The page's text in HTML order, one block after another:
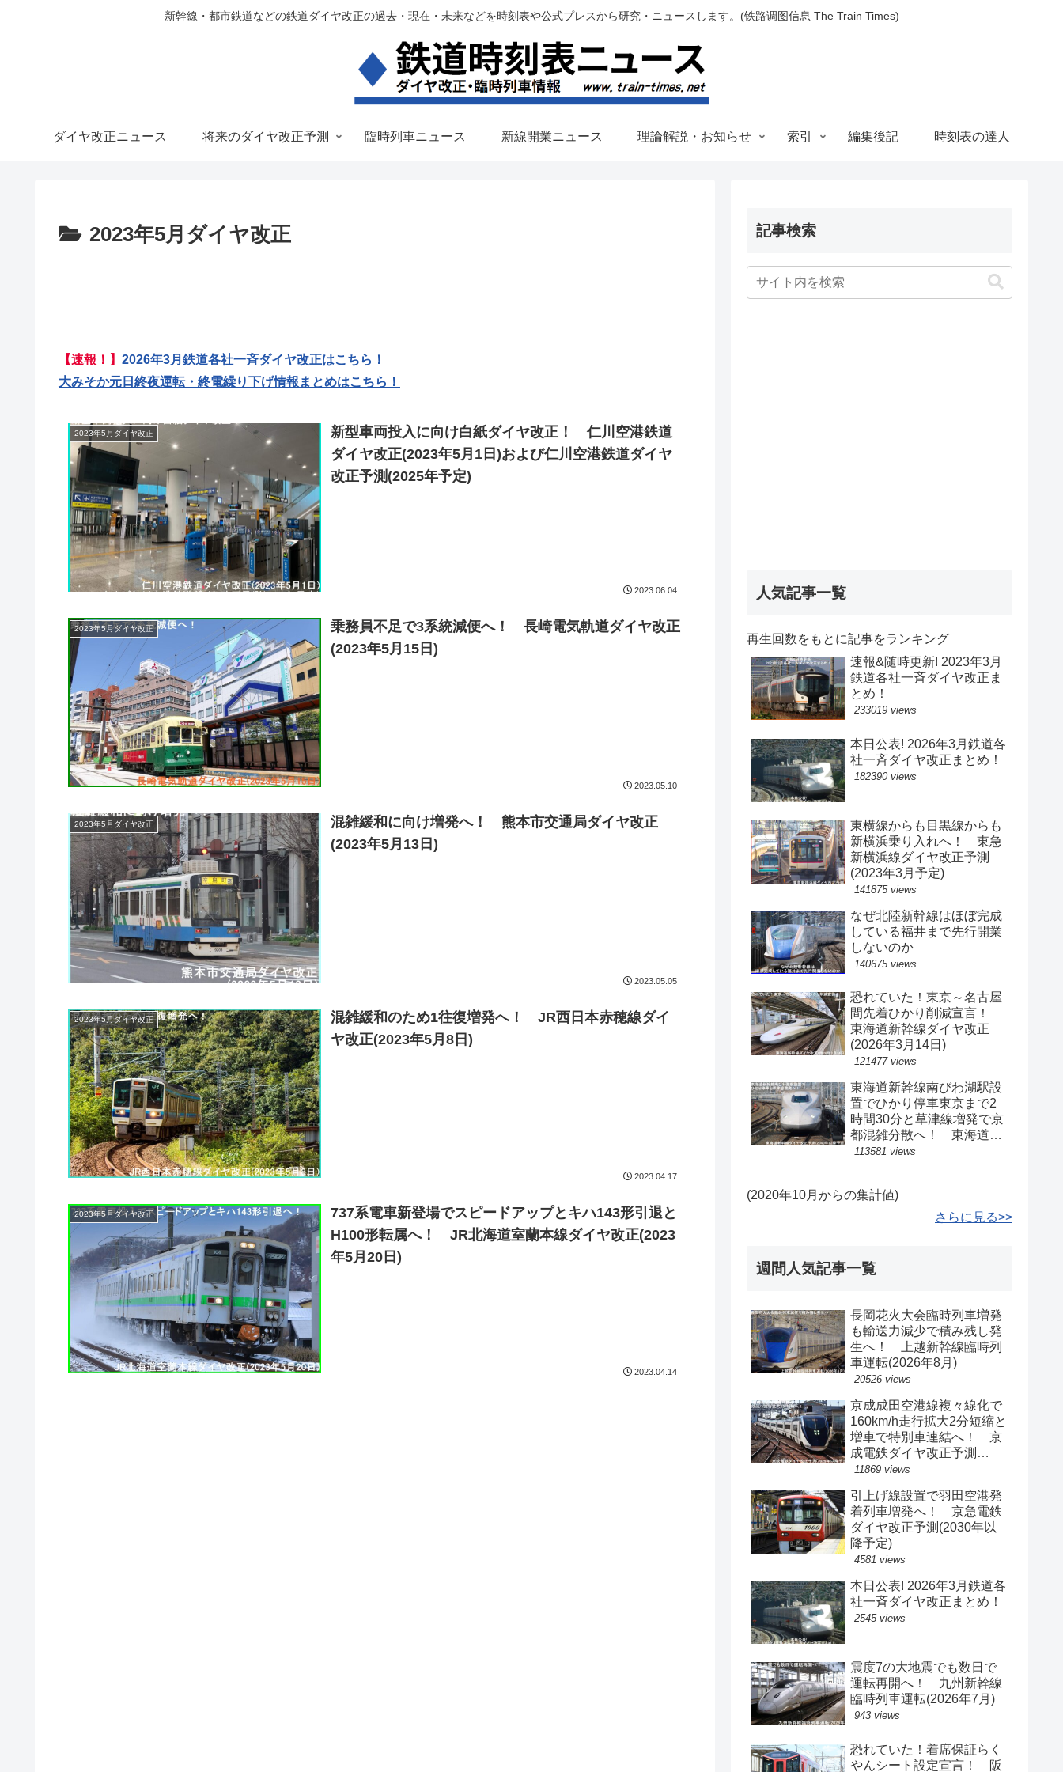
新幹線・都市鉄道などの鉄道ダイヤ改正の過去・現在・未来などを時刻表や公式プレスから研究・ニュースします。(铁路调图信息 The Train Times)
ダイヤ改正ニュース 将来のダイヤ改正予測 臨時列車ニュース 新線開業ニュース 理論解説・お知らせ 索引 編集後記 時刻表の達人
2023年5月ダイヤ改正
【速報！】 2026年3月鉄道各社一斉ダイヤ改正はこちら！
大みそか元日終夜運転・終電繰り下げ情報まとめはこちら！
2023年5月ダイヤ改正
新型車両投入に向け白紙ダイヤ改正！ 仁川空港鉄道
ダイヤ改正(2023年5月1日)および仁川空港鉄道ダイヤ
改正予測(2025年予定)
2023.06.04
2023年5月ダイヤ改正
乗務員不足で3系統減便へ！ 長崎電気軌道ダイヤ改正
(2023年5月15日)
2023.05.10
2023年5月ダイヤ改正
混雑緩和に向け増発へ！ 熊本市交通局ダイヤ改正
(2023年5月13日)
2023.05.05
2023年5月ダイヤ改正
混雑緩和のため1往復増発へ！ JR西日本赤穂線ダイ
ヤ改正(2023年5月8日)
2023.04.17
2023年5月ダイヤ改正
737系電車新登場でスピードアップとキハ143形引退と
H100形転属へ！ JR北海道室蘭本線ダイヤ改正(2023
年5月20日)
2023.04.14
記事検索
人気記事一覧
再生回数をもとに記事をランキング
速報&随時更新! 2023年3月
鉄道各社一斉ダイヤ改正ま
とめ！
233019 views
本日公表! 2026年3月鉄道各
社一斉ダイヤ改正まとめ！
182390 views
東横線からも目黒線からも
新横浜乗り入れへ！ 東急
新横浜線ダイヤ改正予測
(2023年3月予定)
141875 views
なぜ北陸新幹線はほぼ完成
している福井まで先行開業
しないのか
140675 views
恐れていた！東京～名古屋
間先着ひかり削減宣言！
東海道新幹線ダイヤ改正
(2026年3月14日)
121477 views
東海道新幹線南びわ湖駅設
置でひかり停車東京まで2
時間30分と草津線増発で京
都混雑分散へ！ 東海道新
幹線ダイヤ改正予測(2040
113581 views
(2020年10月からの集計値)
さらに見る>>
週間人気記事一覧
長岡花火大会臨時列車増発
も輸送力減少で積み残し発
生へ！ 上越新幹線臨時列
車運転(2026年8月)
20526 views
京成成田空港線複々線化で
160km/h走行拡大2分短縮と
増車で特別車連結へ！ 京
成電鉄ダイヤ改正予測
(2029年以降予定)
11869 views
引上げ線設置で羽田空港発
着列車増発へ！ 京急電鉄
ダイヤ改正予測(2030年以
降予定)
4581 views
本日公表! 2026年3月鉄道各
社一斉ダイヤ改正まとめ！
2545 views
震度7の大地震でも数日で
運転再開へ！ 九州新幹線
臨時列車運転(2026年7月)
943 views
恐れていた！着席保証らく
やんシート設定宣言！ 阪